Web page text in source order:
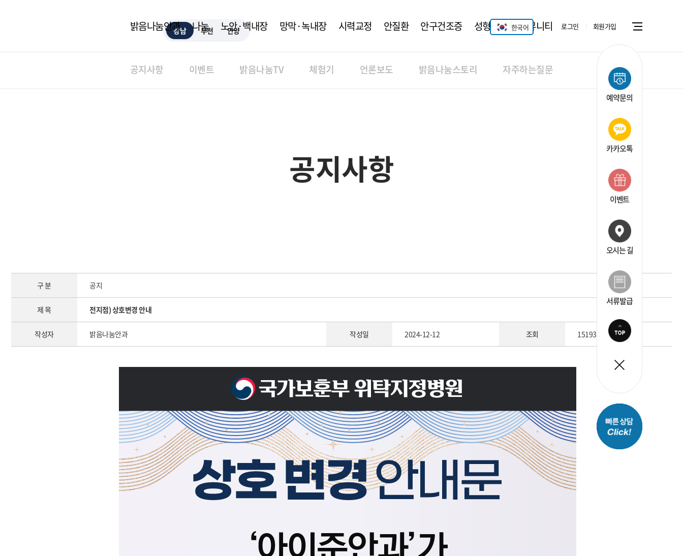
강남 부천 안양
밝음나눔안과 나눔 노안·백내장 망막·녹내장 시력교정 안질환 안구건조증 성형안과 커뮤니티
한국어 로그인 회원가입
공지사항 이벤트 밝음나눔TV 체험기 언론보도 밝음나눔스토리 자주하는질문
공지사항
구 분 공지
제 목 전지점) 상호변경 안내
작성자 밝음나눔안과 작성일 2024-12-12 조회 15193
예약문의
카카오톡
이벤트
오시는 길
서류발급